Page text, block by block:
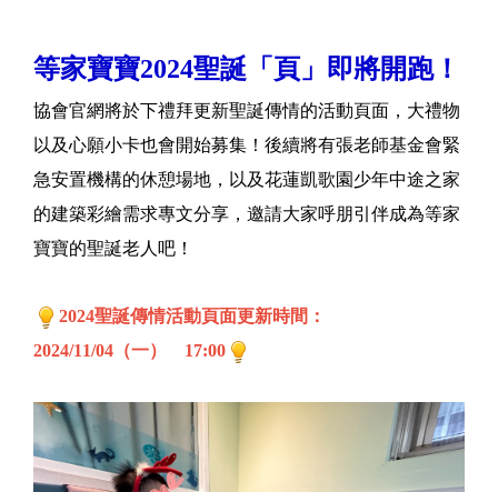
等家寶寶2024聖誕「頁」即將開跑！
協會官網將於下禮拜更新聖誕傳情的活動頁面，大禮物
以及心願小卡也會開始募集！後續將有張老師基金會緊
急安置機構的休憩場地，以及花蓮凱歌園少年中途之家
的建築彩繪需求專文分享，邀請大家呼朋引伴成為等家
寶寶的聖誕老人吧！
2024聖誕傳情活動頁面更新時間：
2024/11/04（一） 17:00